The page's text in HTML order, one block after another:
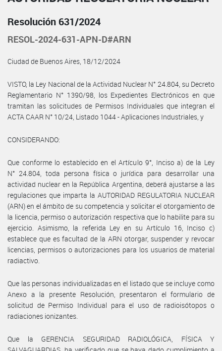
Resolución 631/2024
RESOL-2024-631-APN-D#ARN
Ciudad de Buenos Aires, 18/12/2024
VISTO, la Ley Nacional de la Actividad Nuclear N° 24.804, su Decreto
Reglamentario N° 1390/98, los Expedientes Electrónicos en que
tramitan las solicitudes de Permisos Individuales que integran el
ACTA CAAR N° 10/24, Listado 1044 - Aplicaciones Industriales, y
CONSIDERANDO:
Que conforme lo establecido en el Artículo 9°, Inciso a) de la Ley
N° 24.804, toda persona física o jurídica para desarrollar una
actividad nuclear en la República Argentina, deberá ajustarse a las
regulaciones que imparta la AUTORIDAD REGULATORIA NUCLEAR
(ARN) en el ámbito de su competencia y solicitar el otorgamiento de
la licencia, permiso o autorización respectiva que lo habilite para su
ejercicio. Asimismo, la referida Ley en su Artículo 16, Inciso c)
establece que es facultad de la ARN otorgar, suspender y revocar
licencias, permisos o autorizaciones para los usuarios de material
radiactivo.
Que las personas individualizadas en el listado que se incluye como
Anexo a la presente Resolución, presentaron el formulario de
solicitud de Permiso Individual para el uso de radioisótopos o
radiaciones ionizantes.
Que la GERENCIA SEGURIDAD RADIOLÓGICA, FÍSICA Y